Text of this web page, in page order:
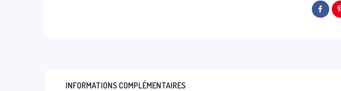
INFORMATIONS COMPLÉMENTAIRES